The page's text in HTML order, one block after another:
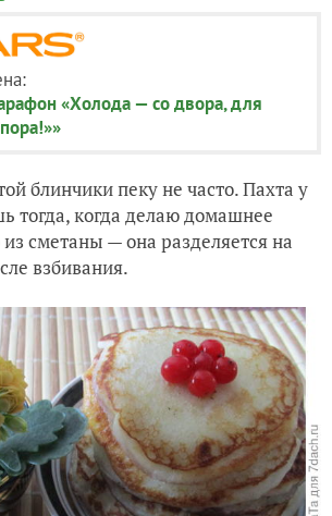
«Холода — со двора, для
блинчики пеку не часто. Пахта у
тогда, когда делаю домашнее
сметаны — она разделяется на
взбивания.